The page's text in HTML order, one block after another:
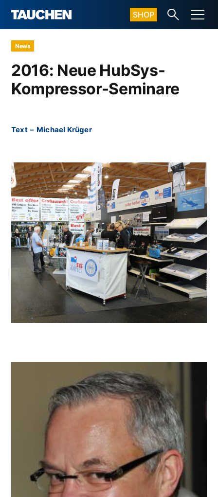
SHOP
News
2016: Neue HubSys-
Kompressor-Seminare
Text – Michael Krüger